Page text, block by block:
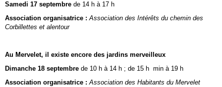
Samedi 17 septembre de 14 h à 17 h
Association organisatrice :Association des Intérêts du chemin des
Corbillettes et alentour
Au Mervelet, il existe encore des jardins merveilleux
Dimanche 18 septembre de 10 h à 14 h ; de 15 h min à 19 h
Association organisatrice :Association des Habitants du Mervelet